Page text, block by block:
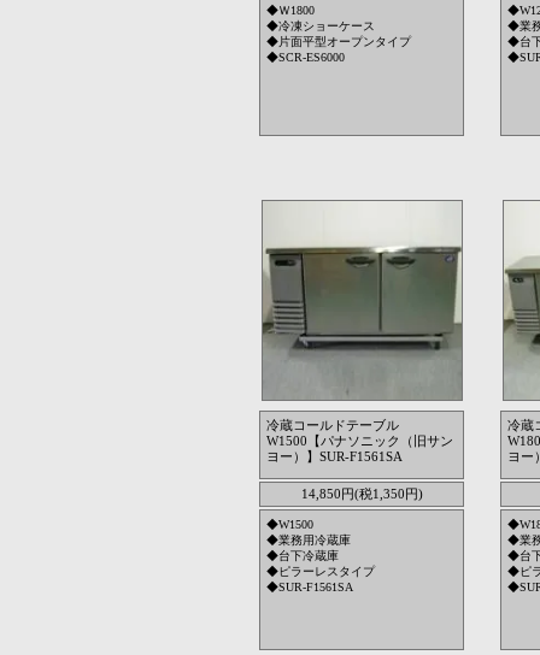
◆Ｗ1800
◆冷凍ショーケース
◆片面平型オープンタイプ
◆SCR-ES6000
◆業
◆台
冷蔵コールドテーブル
W1500【パナソニック（旧サン
ヨー）】SUR-F1561SA
14,850円(税1,350円)
◆W1500
◆業務用冷蔵庫
◆台下冷蔵庫
◆ピラーレスタイプ
◆SUR-F1561SA
冷蔵
ヨー
◆業
◆台
◆ピ